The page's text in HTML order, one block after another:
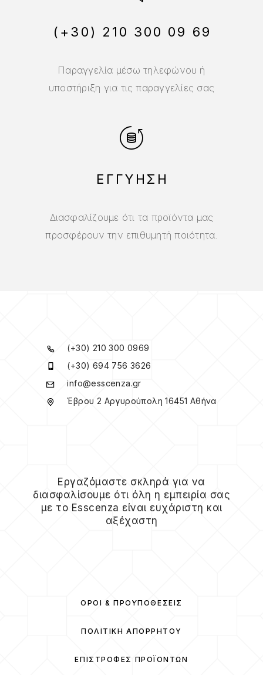
(+30) 210 300 09 69
Παραγγελία μέσω τηλεφώνου ή
υποστήριξη για τις παραγγελίες σας
ΕΓΓΥΗΣΗ
Διασφαλίζουμε ότι τα προϊόντα μας
προσφέρουν την επιθυμητή ποιότητα.
(+30) 210 300 0969
(+30) 694 756 3626
info@esscenza.gr
Έβρου 2 Αργυρούπολη 16451 Αθήνα
Εργαζόμαστε σκληρά για να
διασφαλίσουμε ότι όλη η εμπειρία σας
με το Esscenza είναι ευχάριστη και
αξέχαστη
ΌΡΟΙ & ΠΡΟΫΠΟΘΈΣΕΙΣ
ΠΟΛΙΤΙΚΉ ΑΠΟΡΡΉΤΟΥ
ΕΠΙΣΤΡΟΦΈΣ ΠΡΟΪΌΝΤΩΝ